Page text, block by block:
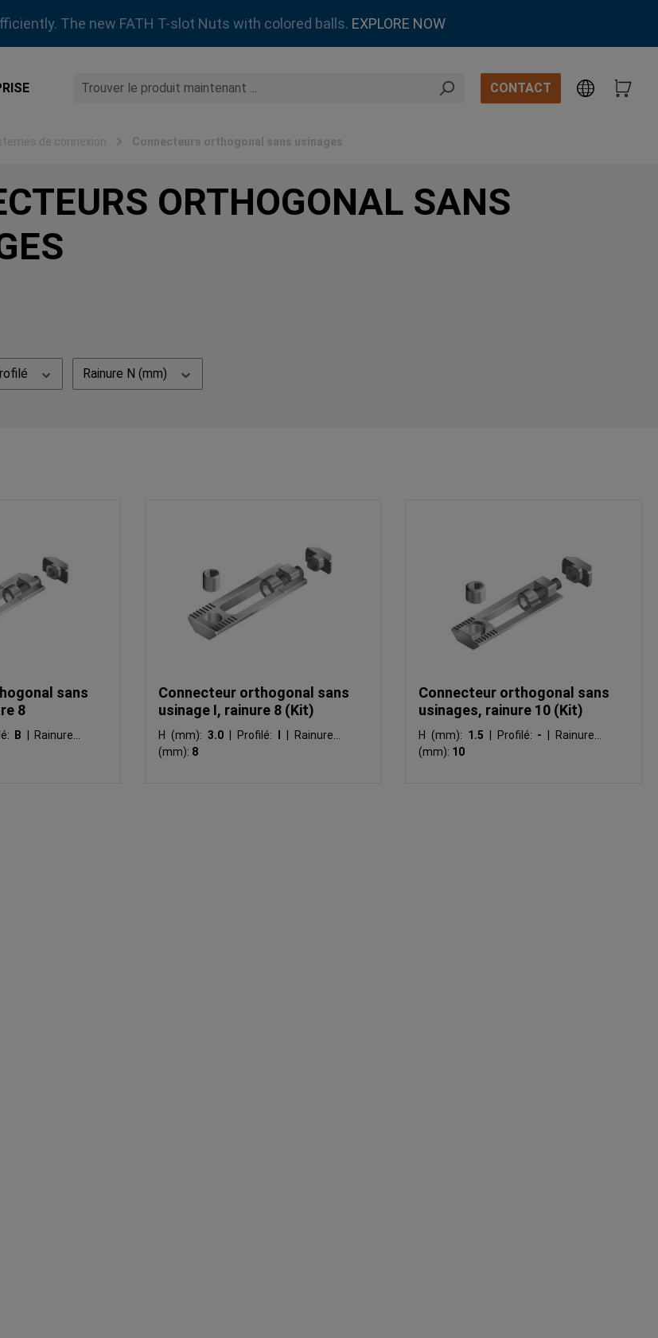
The new FATH T-slot Nuts with colored balls. EXPLORE NOW
CONTACT
de connexion Connecteurs orthogonal sans usinages
ORTHOGONAL SANS
Rainure N (mm)
sans
8
B
Rainure N
Connecteur orthogonal sans
usinage I, rainure 8 (Kit)
H (mm): 3.0 Profilé:
Rainure N
(mm): 8
Connecteur orthogonal sans
usinages, rainure 10 (Kit)
H (mm): 1.5 Profilé: -
Rainure N
(mm): 10